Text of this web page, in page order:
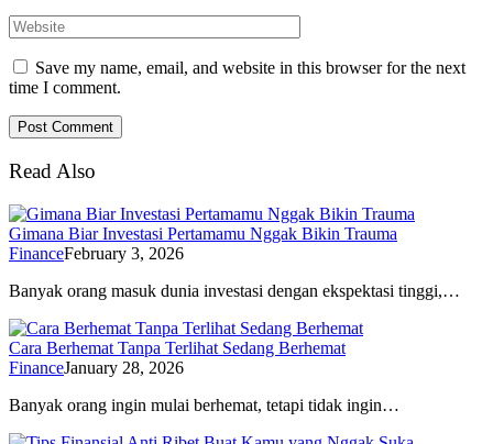
Save my name, email, and website in this browser for the next
time I comment.
Read Also
Gimana Biar Investasi Pertamamu Nggak Bikin Trauma
FinanceFebruary 3, 2026
Banyak orang masuk dunia investasi dengan ekspektasi tinggi,…
Cara Berhemat Tanpa Terlihat Sedang Berhemat
FinanceJanuary 28, 2026
Banyak orang ingin mulai berhemat, tetapi tidak ingin…